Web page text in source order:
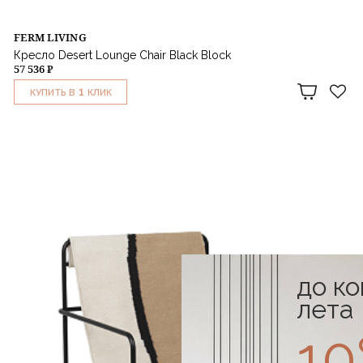
FERM LIVING
Кресло Desert Lounge Chair Black Block
57 536 ₽
КУПИТЬ В 1 КЛИК
до
лета